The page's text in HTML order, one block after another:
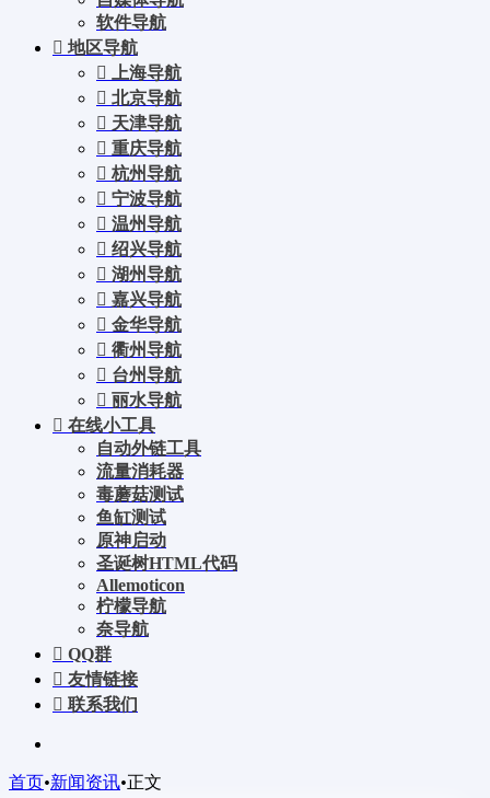
软件导航
地区导航
上海导航
北京导航
天津导航
重庆导航
杭州导航
宁波导航
温州导航
绍兴导航
湖州导航
嘉兴导航
金华导航
衢州导航
台州导航
丽水导航
在线小工具
自动外链工具
流量消耗器
毒蘑菇测试
鱼缸测试
原神启动
圣诞树HTML代码
Allemoticon
柠檬导航
奈导航
QQ群
友情链接
联系我们
首页•新闻资讯•正文